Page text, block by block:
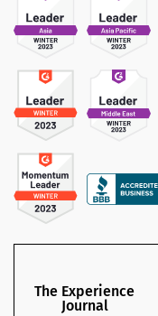
The Experience
Journal